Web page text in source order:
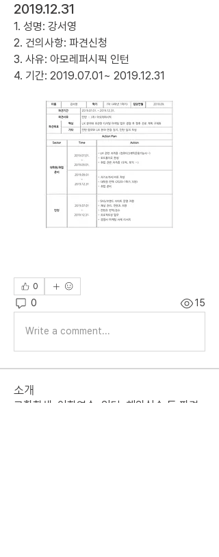
2019.12.31
1. 성명: 강서영
2. 건의사항: 파견신청
3. 사유: 아모레퍼시픽 인턴
4. 기간: 2019.07.01~ 2019.12.31
0
0 15
Write a comment...
소개
교환학생, 어학연수, 인턴, 해외실습 등 파견